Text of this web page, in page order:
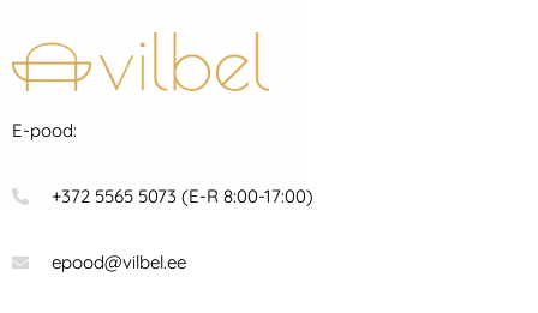
E-pood:
+372 5565 5073 (E-R 8:00-17:00)
epood@vilbel.ee